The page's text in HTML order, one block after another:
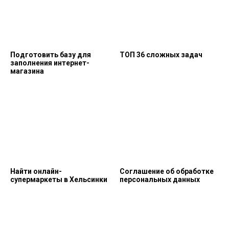
Подготовить базу для
заполнения интернет-
магазина
ТОП 36 сложных задач
Найти онлайн-
супермаркеты в Хельсинки
Соглашение об обработке
персональных данных